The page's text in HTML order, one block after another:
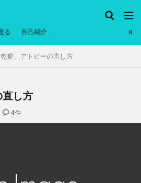
る 自己紹介
乾癬、アトピーの直し方
し方
4件
低温調理・スロークッカー